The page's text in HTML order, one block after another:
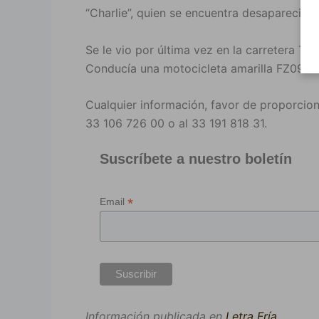
“Charlie”, quien se encuentra
Se le vio por última vez en la carretera
Conducía una motocicleta amarilla FZ09.
Cualquier información, favor de
33 106 726 00 o al 33 191 818 31.
Suscríbete a nuestro boletín
Email *